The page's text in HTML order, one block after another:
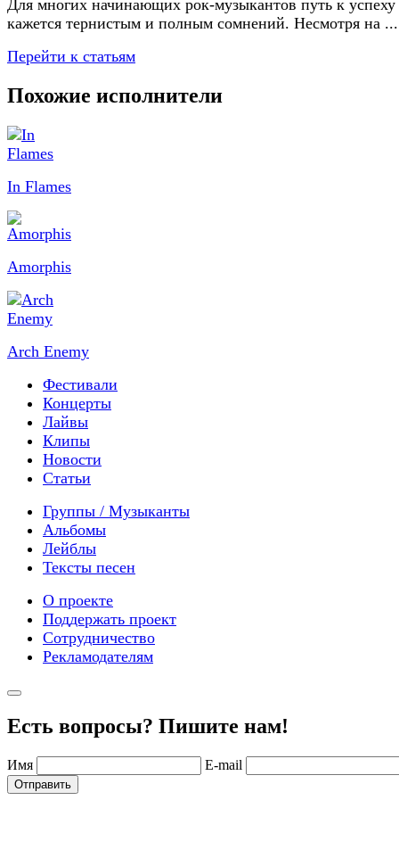
Для многих начинающих рок-музыкантов путь к успеху
кажется тернистым и полным сомнений. Несмотря на ...
Перейти к статьям
Похожие исполнители
In Flames
Amorphis
Arch Enemy
Фестивали
Концерты
Лайвы
Клипы
Новости
Статьи
Группы / Музыканты
Альбомы
Лейблы
Тексты песен
О проекте
Поддержать проект
Сотрудничество
Рекламодателям
Есть вопросы? Пишите нам!
Имя E-mail